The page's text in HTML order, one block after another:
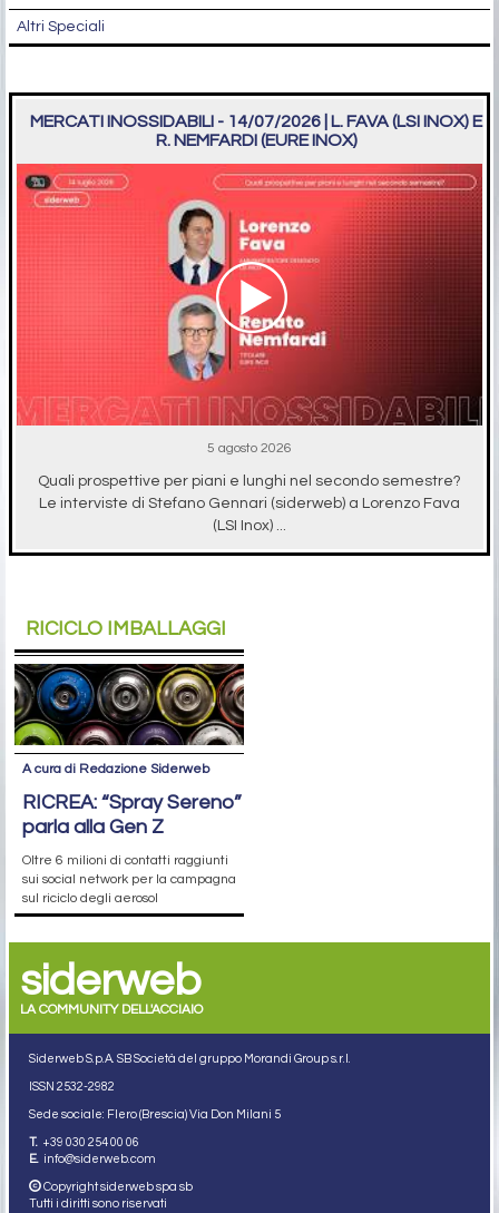
Altri Speciali
MERCATI INOSSIDABILI - 14/07/2026 | L. FAVA (LSI INOX) E
R. NEMFARDI (EURE INOX)
5 agosto 2026
Quali prospettive per piani e lunghi nel secondo semestre?
Le interviste di Stefano Gennari (siderweb) a Lorenzo Fava
(LSI Inox) ...
RICICLO IMBALLAGGI
A cura di Redazione Siderweb
RICREA: “Spray Sereno”
parla alla Gen Z
Oltre 6 milioni di contatti raggiunti
sui social network per la campagna
sul riciclo degli aerosol
siderweb
LA COMMUNITY DELL'ACCIAIO
Siderweb S.p.A. SB Società del gruppo Morandi Group s.r.l.
ISSN 2532-2982
Sede sociale: Flero (Brescia) Via Don Milani 5
T. +39 030 254 00 06
E. info@siderweb.com
Copyright siderweb spa sb
Tutti i diritti sono riservati